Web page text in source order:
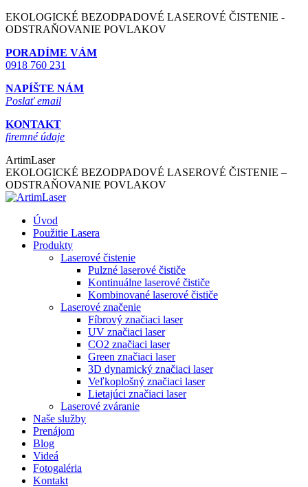
Skip
to
EKOLOGICKÉ BEZODPADOVÉ LASEROVÉ ČISTENIE -
ODSTRAŇOVANIE POVLAKOV
PORADÍME VÁM
0918 760 231
NAPÍŠTE NÁM
Poslať email
KONTAKT
firemné údaje
ArtimLaser
EKOLOGICKÉ BEZODPADOVÉ LASEROVÉ ČISTENIE –
ODSTRAŇOVANIE POVLAKOV
Úvod
Použitie Lasera
Produkty
Laserové čistenie
Pulzné laserové čističe
Kontinuálne laserové čističe
Kombinované laserové čističe
Laserové značenie
Fíbrový značiaci laser
UV značiaci laser
CO2 značiaci laser
Green značiaci laser
3D dynamický značiaci laser
Veľkoplošný značiaci laser
Lietajúci značiaci laser
Laserové zváranie
Naše služby
Prenájom
Blog
Videá
Fotogaléria
Kontakt